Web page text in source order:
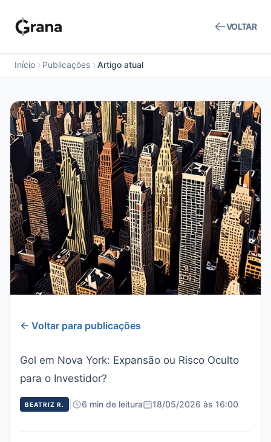
VOLTAR
Início Publicações Artigo atual
← Voltar para publicações
Gol em Nova York: Expansão ou Risco Oculto
para o Investidor?
BEATRIZ R. 6 min de leitura 18/05/2026 às 16:00